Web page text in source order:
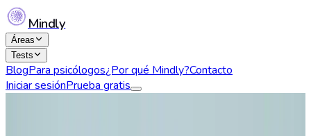
Mindly
Áreas
Tests
BlogPara psicólogos¿Por qué Mindly?Contacto
Iniciar sesiónPrueba gratis